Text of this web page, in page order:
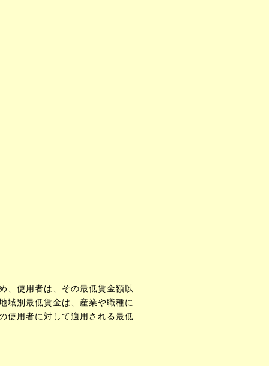
、使用者は、その最低賃金額以
域別最低賃金は、産業や職種に
使用者に対して適用される最低